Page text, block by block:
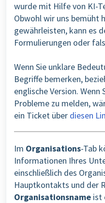
wurde mit Hilfe von KI-
Obwohl wir uns bemüht
gewährleisten, kann es
Formulierungen oder
Wenn Sie unklare
Begriffe bemerken,
englische Version. Wenn
Probleme zu melden,
ein Ticket über diesen
Im Organisations-Tab
Informationen Ihres
einschließlich des
Hauptkontakts und der
Organisationsname ist